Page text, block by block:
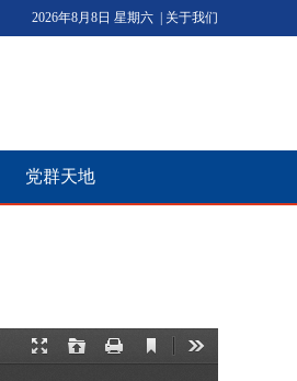
2026年8月8日 星期六 关于我们
党群天地